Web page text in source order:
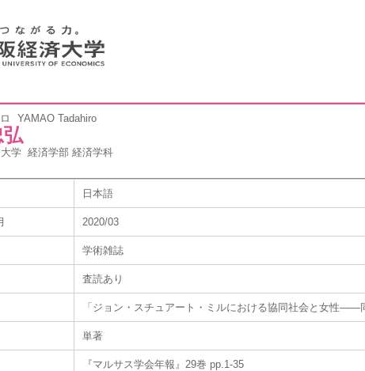
YAMAO Tadahiro
学 経済学部 経済学科
日本語
2020/03
学術雑誌
査読あり
「ジョン・スチュアート・ミルにおける協同社会と女性
単著
『マルサス学会年報』29巻 pp.1-35